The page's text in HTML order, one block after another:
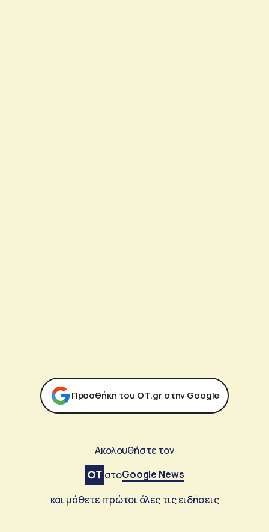
Προσθήκη του ΟΤ.gr στην Google
Ακολουθήστε τον
στοGoogle News
και μάθετε πρώτοι όλες τις ειδήσεις